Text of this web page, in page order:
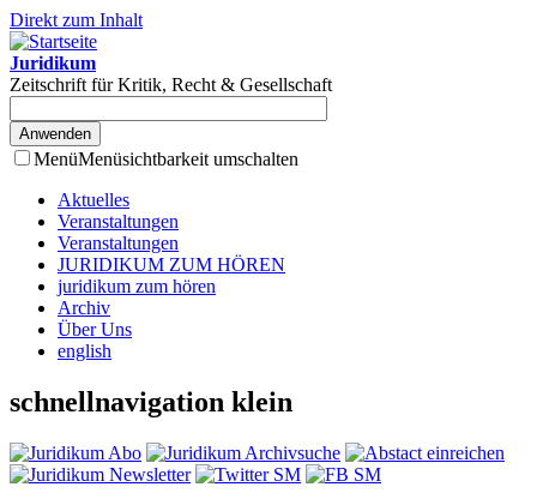
Direkt zum Inhalt
Juridikum
Zeitschrift für Kritik, Recht & Gesellschaft
MenüMenüsichtbarkeit umschalten
Aktuelles
Veranstaltungen
Veranstaltungen
JURIDIKUM ZUM HÖREN
juridikum zum hören
Archiv
Über Uns
english
schnellnavigation klein